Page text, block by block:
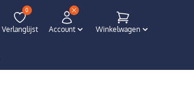
0
Verlanglijst Account Winkelwagen